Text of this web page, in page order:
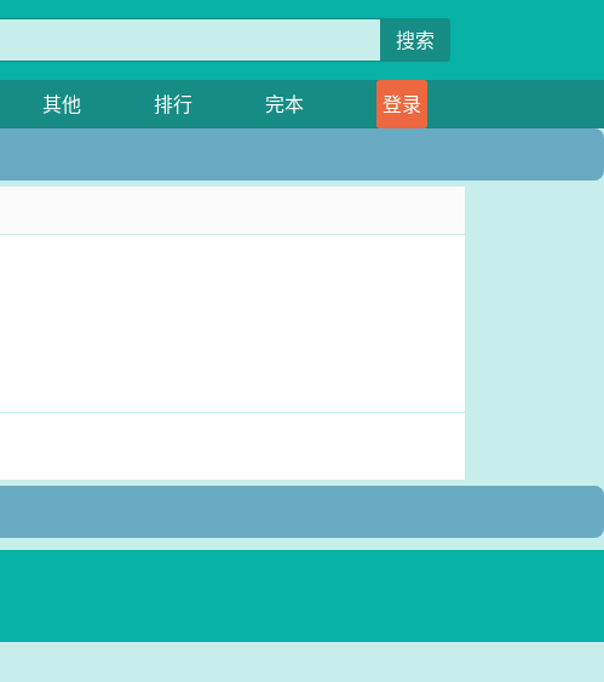
搜索
其他 排行 完本 登录